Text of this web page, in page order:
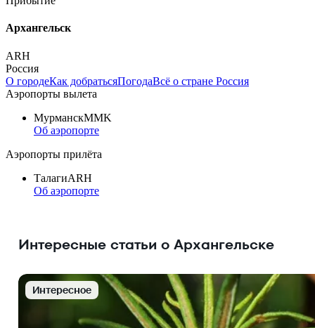
Архангельск
ARH
Россия
О городеКак добратьсяПогодаВсё о стране Россия
Аэропорты вылета
МурманскMMK
Об аэропорте
Аэропорты прилёта
ТалагиARH
Об аэропорте
Интересные статьи о Архангельске
Интересное